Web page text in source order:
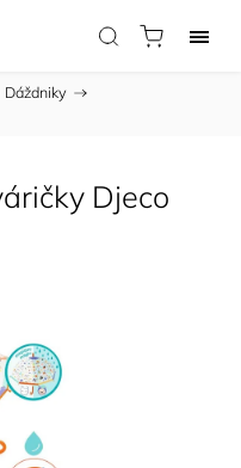
Dáždniky /
Djeco